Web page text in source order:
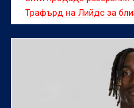
Трафърд на Лийдс за